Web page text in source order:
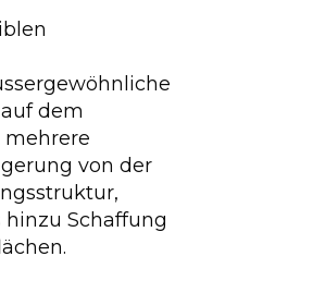
dem
mehrere
von der
Schaffung